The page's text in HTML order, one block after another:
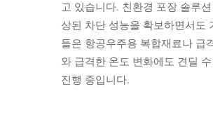
고 있습니다. 친환경 포장 솔루
상된 차단 성능을 확보하면서도
들은 항공우주용 복합재료나 급
와 급격한 온도 변화에도 견딜
진행 중입니다.